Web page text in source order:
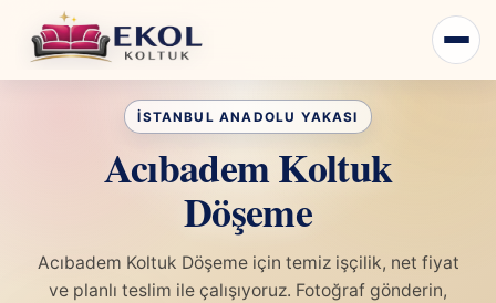
Acıbadem Koltuk
Döşeme
Acıbadem Koltuk Döşeme için temiz işçilik, net fiyat
ve planlı teslim ile çalışıyoruz. Fotoğraf gönderin,